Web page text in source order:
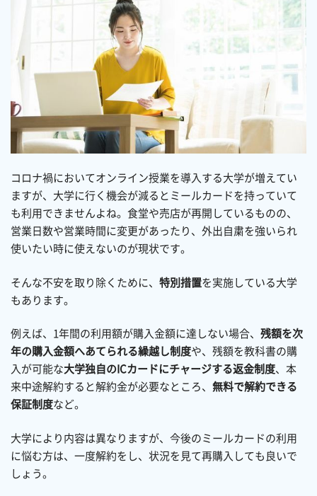
コロナ禍においてオンライン授業を導入する大学が増えてい
ますが、大学に行く機会が減るとミールカードを持っていて
も利用できませんよね。食堂や売店が再開しているものの、
営業日数や営業時間に変更があったり、外出自粛を強いられ
使いたい時に使えないのが現状です。
そんな不安を取り除くために、 特別措置を実施している大学
もあります。
例えば、1年間の利用額が購入金額に達しない場合、 残額を次
年の購入金額へあてられる繰越し制度や、残額を教科書の購
入が可能な大学独自のICカードにチャージする返金制度、本
来中途解約すると解約金が必要なところ、 無料で解約できる
保証制度など。
大学により内容は異なりますが、今後のミールカードの利用
に悩む方は、一度解約をし、状況を見て再購入しても良いで
しょう。